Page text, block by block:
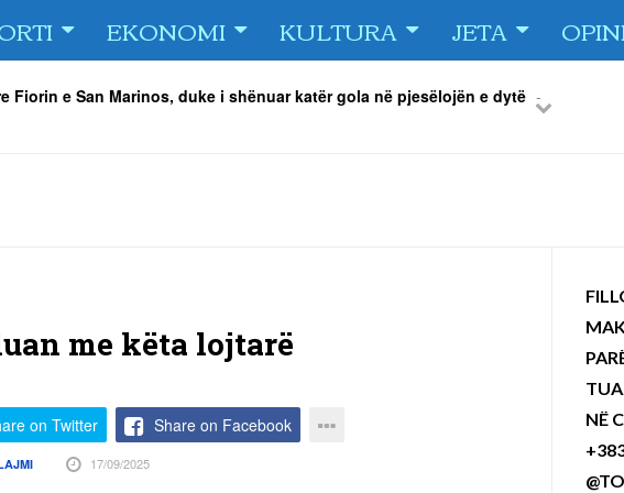
EKONOMI KULTURA JETA
Fiorin e San Marinos, duke i shënuar katër gola në pjesëlojën e dytë
Orhan Abdi -06/08/2026
këta lojtarë
PreviousNext
me këta lojtarë
on Twitter Share on Facebook
17/09/2025
NË